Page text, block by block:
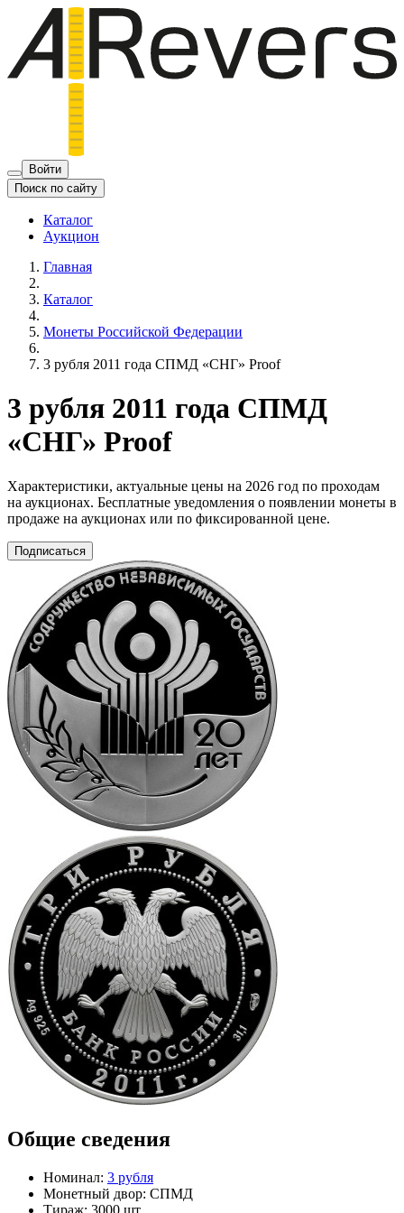
Войти
Поиск по сайту
Каталог
Аукцион
Главная
Каталог
Монеты Российской Федерации
3 рубля 2011 года СПМД «СНГ» Proof
3 рубля 2011 года СПМД
«СНГ» Proof
Характеристики, актуальные цены на 2026 год по проходам
на аукционах. Бесплатные уведомления о появлении монеты в
продаже на аукционах или по фиксированной цене.
Подписаться
Общие сведения
Номинал: 3 рубля
Монетный двор: СПМД
Тираж: 3000 шт.